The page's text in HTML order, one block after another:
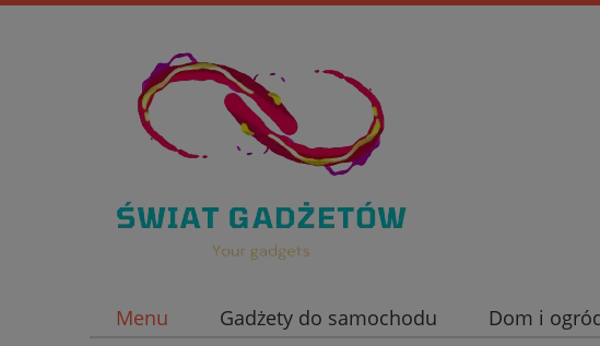
Menu Gadżety do samochodu Dom i